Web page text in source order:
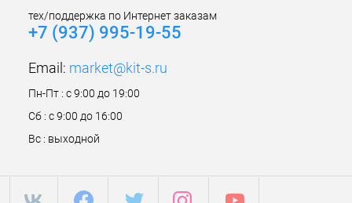
тех/поддержка по Интернет заказам
+7 (937) 995-19-55
Email: market@kit-s.ru
Пн-Пт : с 9:00 до 19:00
Сб : с 9:00 до 16:00
Вс : выходной